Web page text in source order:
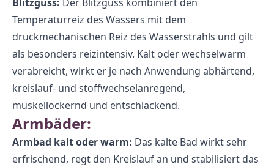
Blitzguss: Der Blitzguss kombiniert den
Temperaturreiz des Wassers mit dem
druckmechanischen Reiz des Wasserstrahls und gilt
als besonders reizintensiv. Kalt oder wechselwarm
verabreicht, wirkt er je nach Anwendung abhärtend,
kreislauf- und stoffwechselanregend,
muskellockernd und entschlackend.
Armbäder:
Armbad kalt oder warm: Das kalte Bad wirkt sehr
erfrischend, regt den Kreislauf an und stabilisiert das